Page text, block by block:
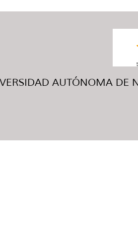
AUTÓNOMA DE